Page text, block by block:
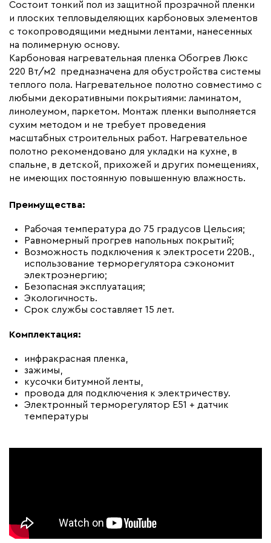
Макс. ток нагрузки (А) 21.0
Ширина (мм) 500
Толщина (мм)
Длина установочного провода, м 2x21
Страна производства
Гарантия (год)
Срок службы(год) 15
Вес (кг) 11,13
Коллекция
Комплекты Обогрев Люкс
50PL
Состоит тонкий пол из защитной прозрачной пленки
и плоских тепловыделяющих карбоновых элементов
с токопроводящими медными лентами, нанесенных
на полимерную основу.
Карбоновая нагревательная пленка Обогрев Люкс
220 Вт/м2 предназначена для обустройства системы
теплого пола. Нагревательное полотно совместимо с
любыми декоративными покрытиями: ламинатом,
линолеумом, паркетом. Монтаж пленки выполняется
сухим методом и не требует проведения
масштабных строительных работ. Нагревательное
полотно рекомендовано для укладки на кухне, в
спальне, в детской, прихожей и других помещениях,
не имеющих постоянную повышенную влажность.
Преимущества:
Рабочая температура до 75 градусов Цельсия;
Равномерный прогрев напольных покрытий;
Возможность подключения к электросети 220В.,
использование терморегулятора сэкономит
электроэнергию;
Безопасная эксплуатация;
Экологичность.
Срок службы составляет 15 лет.
Комплектация:
инфракрасная пленка,
зажимы,
кусочки битумной ленты,
провода для подключения к электричеству.
Электронный терморегулятор E51 + датчик
температуры